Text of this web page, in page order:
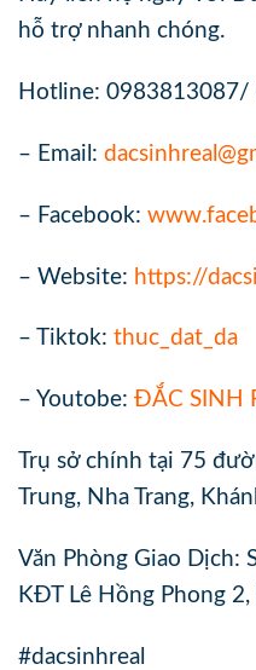
hỗ trợ nhanh chóng.
Hotline: 0983813087/
– Email:
– Facebook:
– Website: https://
– Tiktok: thuc_dat_da
– Youtobe: ĐẮC SINH
Trụ sở chính tại 75
Trung, Nha Trang,
Văn Phòng Giao Dịch:
KĐT Lê Hồng Phong
#dacsinhreal